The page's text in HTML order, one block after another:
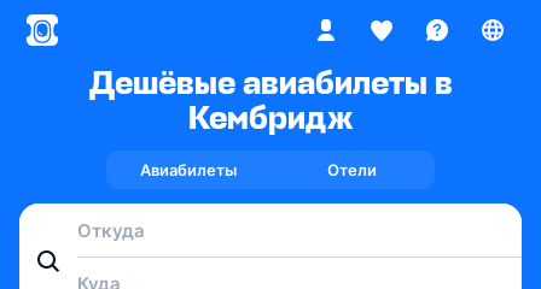
Дешёвые авиабилеты в
Кембридж
Авиабилеты Отели